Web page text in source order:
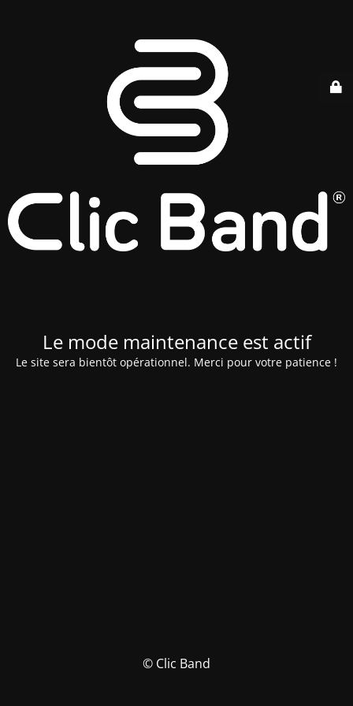
Le mode maintenance est actif
Le site sera bientôt opérationnel. Merci pour votre patience !
© Clic Band